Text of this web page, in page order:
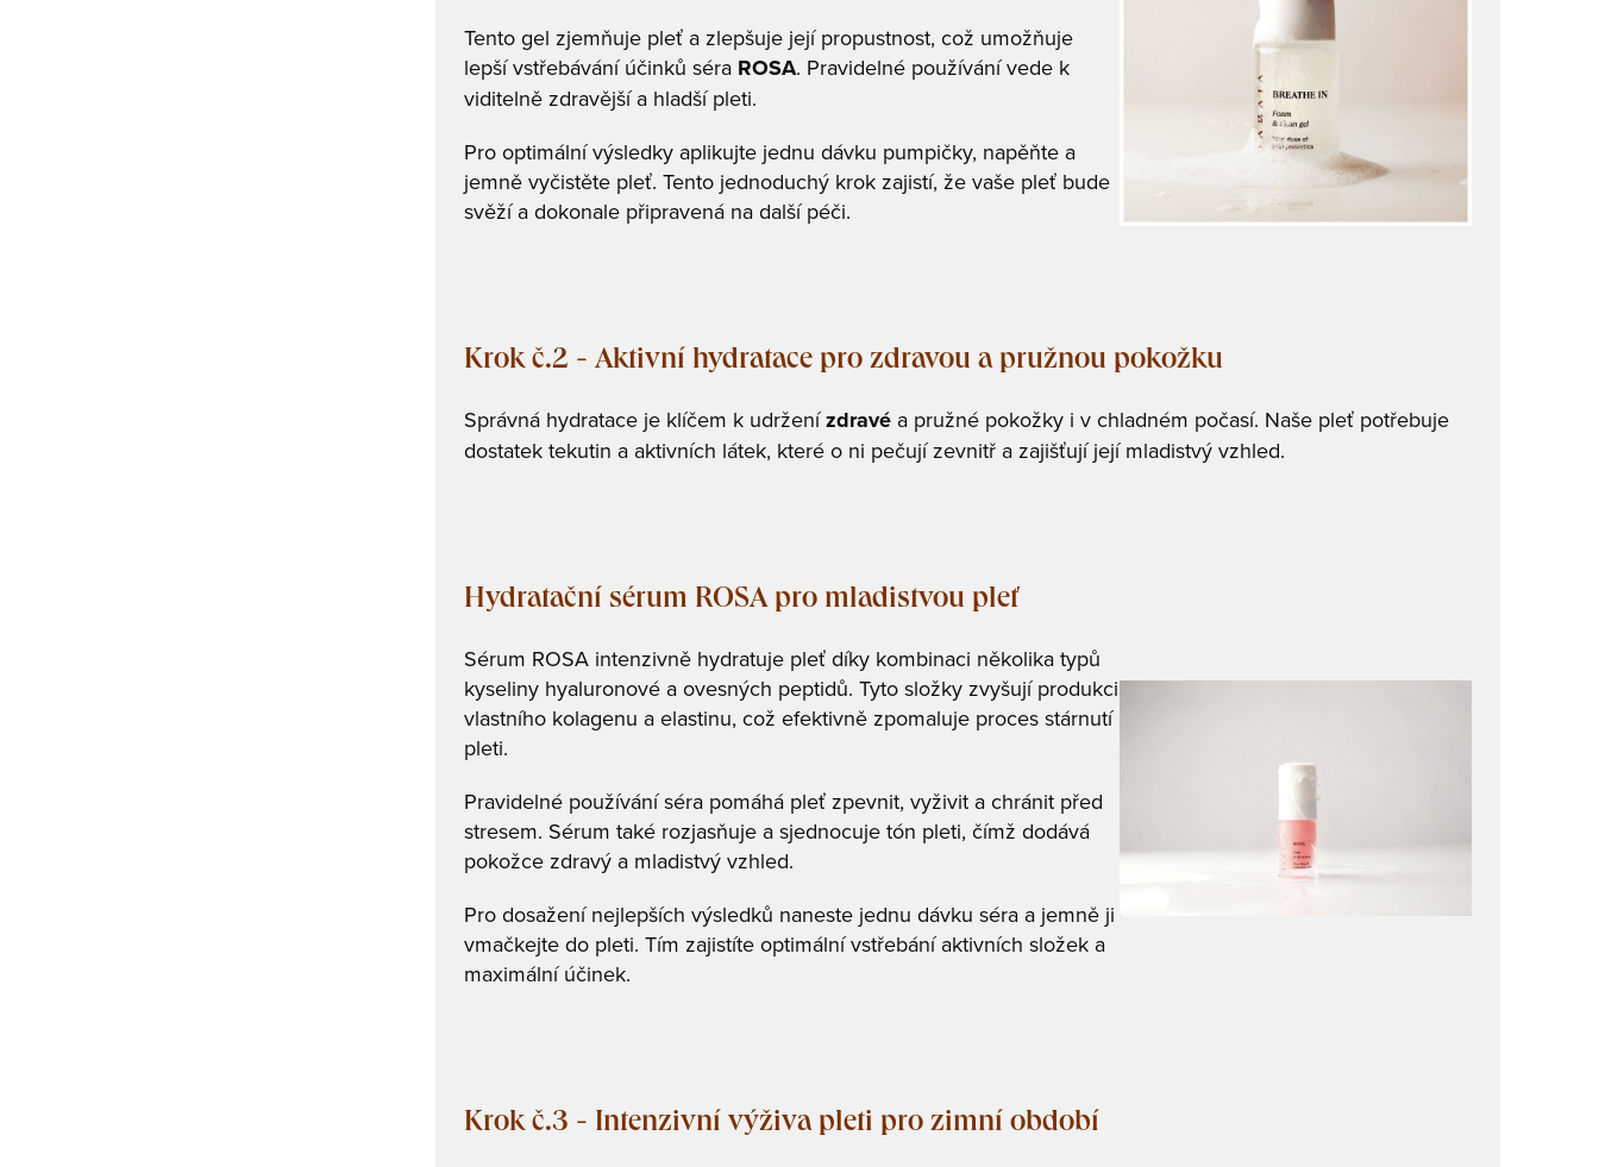
Tento gel zjemňuje pleť a zlepšuje její propustnost, což umožňuje
lepší vstřebávání účinků séra ROSA. Pravidelné používání vede k
viditelně zdravější a hladší pleti.
Pro optimální výsledky aplikujte jednu dávku pumpičky, napěňte a
jemně vyčistěte pleť. Tento jednoduchý krok zajistí, že vaše pleť bude
svěží a dokonale připravená na další péči.
Krok č.2 - Aktivní hydratace pro zdravou a pružnou pokožku
Správná hydratace je klíčem k udrženízdravé a pružné pokožky i v chladném počasí. Naše pleť potřebuje
dostatek tekutin a aktivních látek, které o ni pečují zevnitř a zajišťují její mladistvý vzhled.
Hydratační sérum ROSA pro mladistvou pleť
Sérum ROSA intenzivně hydratuje pleť díky kombinaci několika typů
kyseliny hyaluronové a ovesných peptidů. Tyto složky zvyšují produkci
vlastního kolagenu a elastinu, což efektivně zpomaluje proces stárnutí
pleti.
Pravidelné používání séra pomáhá pleť zpevnit, vyživit a chránit před
stresem. Sérum také rozjasňuje a sjednocuje tón pleti, čímž dodává
pokožce zdravý a mladistvý vzhled.
Pro dosažení nejlepších výsledků naneste jednu dávku séra a jemně ji
vmačkejte do pleti. Tím zajistíte optimální vstřebání aktivních složek a
maximální účinek.
Krok č.3 - Intenzivní výživa pleti pro zimní období